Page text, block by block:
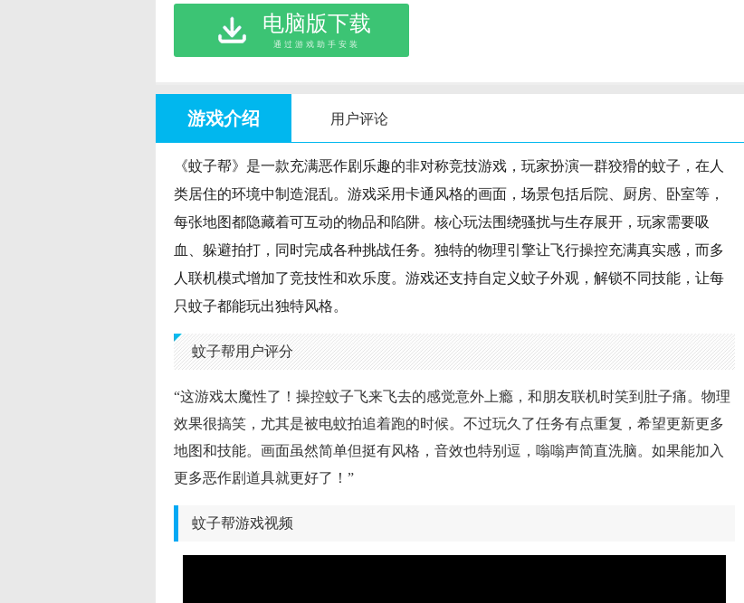
内容深度有限，其独特的创意和欢乐的多人体验仍值得一试
电脑版下载
通过游戏助手安装
游戏介绍 用户评论
《蚊子帮》是一款充满恶作剧乐趣的非对称竞技游戏，玩家扮演一群狡猾的蚊子，在人
类居住的环境中制造混乱。游戏采用卡通风格的画面，场景包括后院、厨房、卧室等，
每张地图都隐藏着可互动的物品和陷阱。核心玩法围绕骚扰与生存展开，玩家需要吸
血、躲避拍打，同时完成各种挑战任务。独特的物理引擎让飞行操控充满真实感，而多
人联机模式增加了竞技性和欢乐度。游戏还支持自定义蚊子外观，解锁不同技能，让每
只蚊子都能玩出独特风格。
蚊子帮用户评分
“这游戏太魔性了！操控蚊子飞来飞去的感觉意外上瘾，和朋友联机时笑到肚子痛。物理
效果很搞笑，尤其是被电蚊拍追着跑的时候。不过玩久了任务有点重复，希望更新更多
地图和技能。画面虽然简单但挺有风格，音效也特别逗，嗡嗡声简直洗脑。如果能加入
更多恶作剧道具就更好了！”
蚊子帮游戏视频